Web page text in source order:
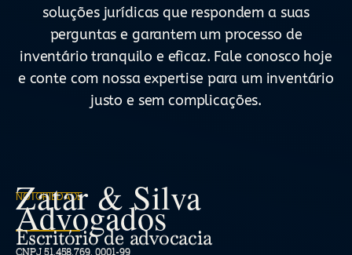
soluções jurídicas que respondem a suas
perguntas e garantem um processo de
inventário tranquilo e eficaz. Fale conosco hoje
e conte com nossa expertise para um inventário
justo e sem complicações.
NOTORIEDADE
Zatar & Silva
Advogados
Escritório de advocacia